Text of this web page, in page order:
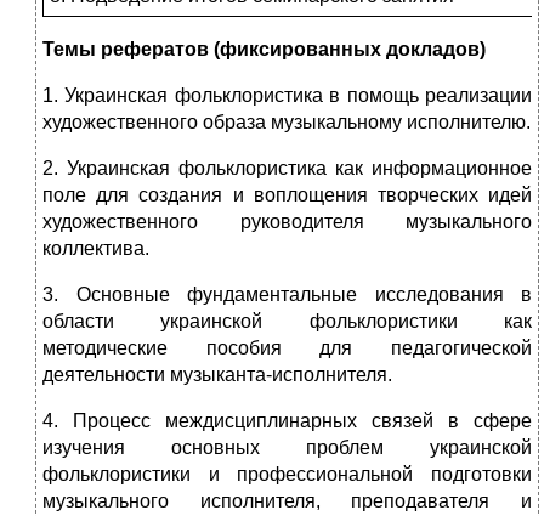
Темы рефератов (фиксированных докладов)
1. Украинская фольклористика в помощь реализации
художественного образа музыкальному исполнителю.
2. Украинская фольклористика как информационное
поле для создания и воплощения творческих идей
художественного руководителя музыкального
коллектива.
3. Основные фундаментальные исследования в
области украинской фольклористики как
методические пособия для педагогической
деятельности музыканта-исполнителя.
4. Процесс междисциплинарных связей в сфере
изучения основных проблем украинской
фольклористики и профессиональной подготовки
музыкального исполнителя, преподавателя и